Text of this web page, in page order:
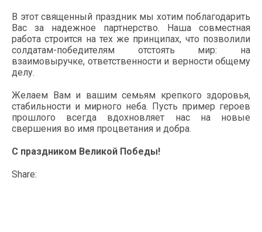
В этот священный праздник мы хотим поблагодарить
Вас за надежное партнерство. Наша совместная
работа строится на тех же принципах, что позволили
солдатам-победителям отстоять мир: на
взаимовыручке, ответственности и верности общему
делу.
Желаем Вам и вашим семьям крепкого здоровья,
стабильности и мирного неба. Пусть пример героев
прошлого всегда вдохновляет нас на новые
свершения во имя процветания и добра.
С праздником Великой Победы!
Share: